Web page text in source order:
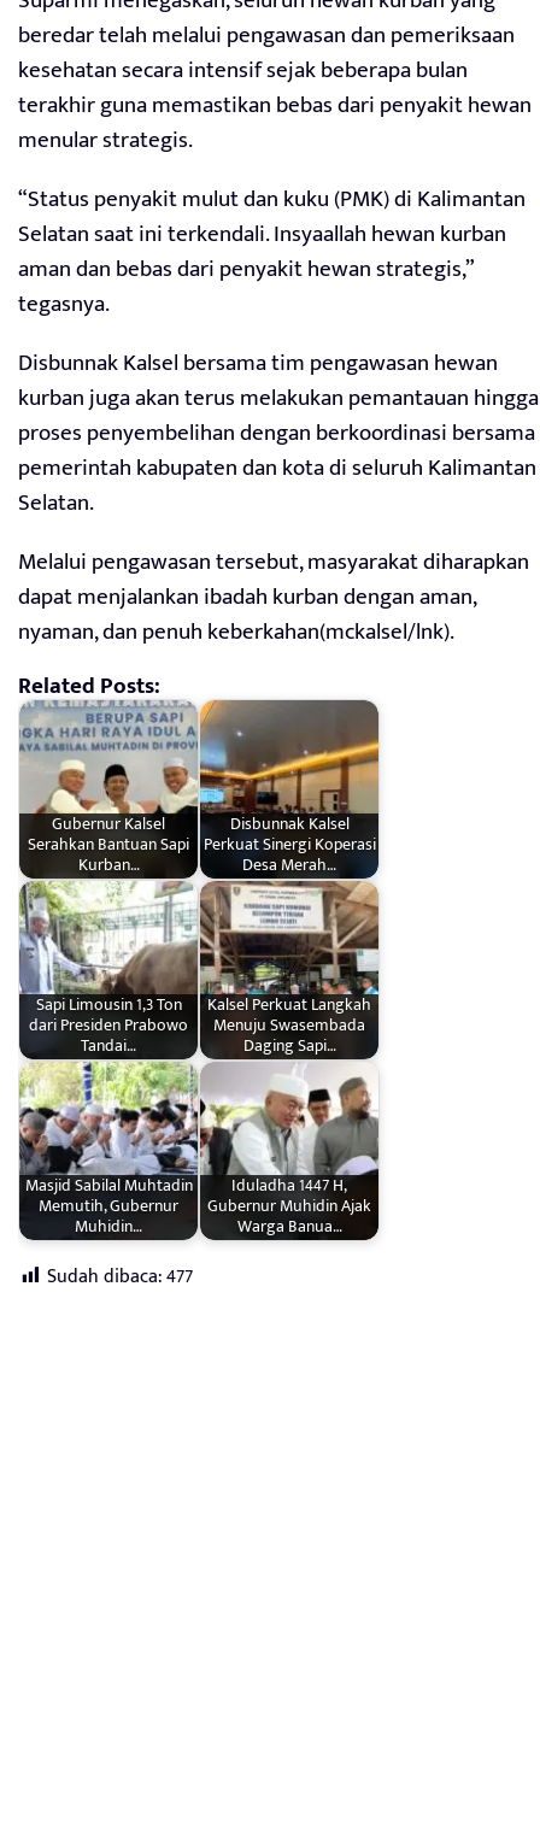
beredar telah melalui pengawasan dan pemeriksaan
kesehatan secara intensif sejak beberapa bulan
terakhir guna memastikan bebas dari penyakit hewan
menular strategis.
“Status penyakit mulut dan kuku (PMK) di Kalimantan
Selatan saat ini terkendali. Insyaallah hewan kurban
aman dan bebas dari penyakit hewan strategis,”
tegasnya.
Disbunnak Kalsel bersama tim pengawasan hewan
kurban juga akan terus melakukan pemantauan hingga
proses penyembelihan dengan berkoordinasi bersama
pemerintah kabupaten dan kota di seluruh Kalimantan
Selatan.
Melalui pengawasan tersebut, masyarakat diharapkan
dapat menjalankan ibadah kurban dengan aman,
nyaman, dan penuh keberkahan(mckalsel/lnk).
Related Posts:
Gubernur Kalsel
Serahkan Bantuan Sapi
Kurban…
Disbunnak Kalsel
Perkuat Sinergi Koperasi
Desa Merah…
Sapi Limousin 1,3 Ton
dari Presiden Prabowo
Tandai…
Kalsel Perkuat Langkah
Menuju Swasembada
Daging Sapi…
Masjid Sabilal Muhtadin
Memutih, Gubernur
Muhidin…
Iduladha 1447 H,
Gubernur Muhidin Ajak
Warga Banua…
Sudah dibaca:477